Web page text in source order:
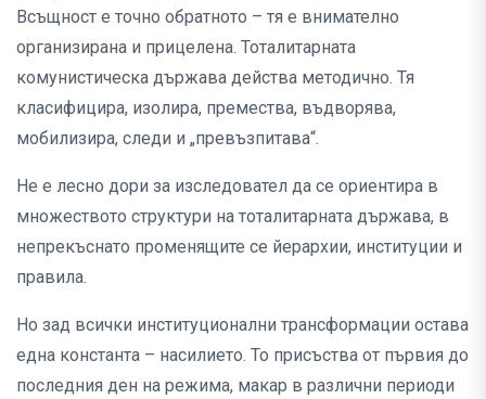
Всъщност е точно обратното – тя е внимателно
организирана и прицелена. Тоталитарната
комунистическа държава действа методично. Тя
класифицира, изолира, премества, въдворява,
мобилизира, следи и „превъзпитава“.
Не е лесно дори за изследовател да се ориентира в
множеството структури на тоталитарната държава, в
непрекъснато променящите се йерархии, институции и
правила.
Но зад всички институционални трансформации остава
една константа – насилието. То присъства от първия до
последния ден на режима, макар в различни периоди